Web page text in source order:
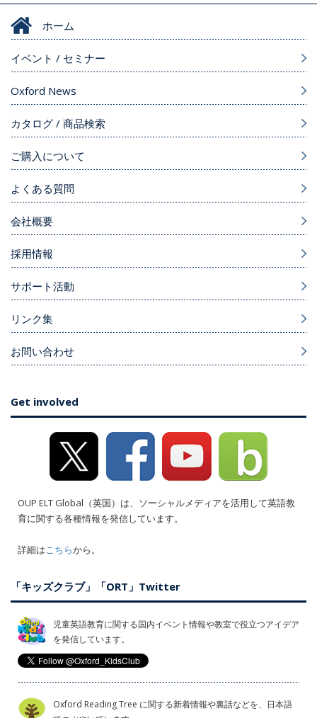
ホーム
イベント / セミナー
Oxford News
カタログ / 商品検索
ご購入について
よくある質問
会社概要
採用情報
サポート活動
リンク集
お問い合わせ
Get involved
OUP ELT Global（英国）は、ソーシャルメディアを活用して英語教
育に関する各種情報を発信しています。
詳細はこちらから。
「キッズクラブ」「ORT」Twitter
児童英語教育に関する国内イベント情報や教室で役立つアイデア
を発信しています。
Oxford Reading Tree に関する新着情報や裏話などを、日本語